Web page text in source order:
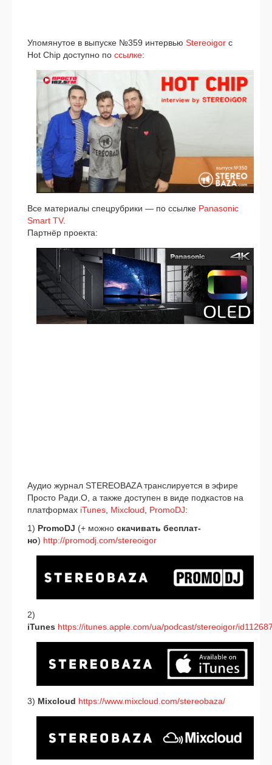
Упомянутое в выпус­ке №359 интер­вью Stereoigor c
Hot Chip доступ­но по ссыл­ке:
Все мате­ри­а­лы спец­руб­ри­ки — по ссыл­ке Panasonic
Smart TV.
Партнёр про­ек­та:
Аудио жур­нал STEREOBAZA транс­ли­ру­ет­ся в эфи­ре
Просто Ради.О, а так­же досту­пен в виде под­ка­стов на
плат­фор­мах iTunes, Mixcloud, PromoDJ:
1) PromoDJ (+ мож­но ска­чи­вать бес­плат­
но) http://promodj.com/stereoigor
2)
iTunes https://itunes.apple.com/ua/podcast/stereoigor/
3) Mixcloud https://www.mixcloud.com/stereobaza/